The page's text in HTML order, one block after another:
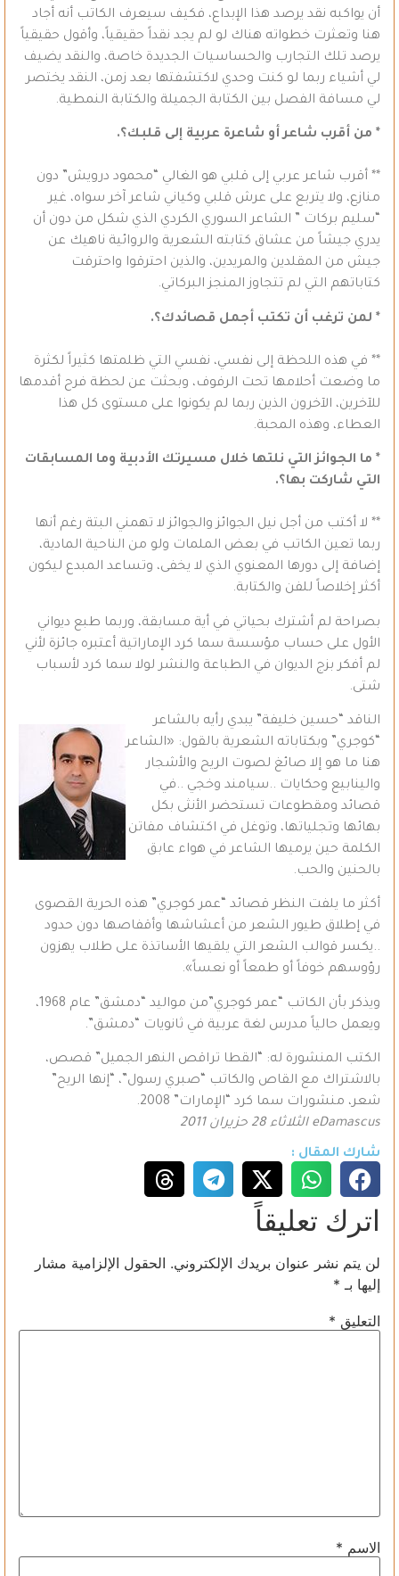
أن يواكبه نقد يرصد هذا الإبداع، فكيف سيعرف الكاتب أنه أجاد
هنا وتعثرت خطواته هناك لو لم يجد نقداً حقيقياً، وأقول حقيقياً
يرصد تلك التجارب والحساسيات الجديدة خاصة، والنقد يضيف
لي أشياء ربما لو كنت وحدي لاكتشفتها بعد زمن، النقد يختصر
لي مسافة الفصل بين الكتابة الجميلة والكتابة النمطية.
* من أقرب شاعر أو شاعرة عربية إلى قلبك؟.
** أقرب شاعر عربي إلى قلبي هو الغالي “محمود درويش” دون
منازع، ولا يتربع على عرش قلبي وكياني شاعر آخر سواه، غير
“سليم بركات ” الشاعر السوري الكردي الذي شكل من دون أن
يدري جيشاً من عشاق كتابته الشعرية والروائية ناهيك عن
جيش من المقلدين والمريدين، والذين احترقوا واحترقت
كتاباتهم التي لم تتجاوز المنجز البركاتي.
* لمن ترغب أن تكتب أجمل قصائدك؟.
** في هذه اللحظة إلى نفسي، نفسي التي ظلمتها كثيراً لكثرة
ما وضعت أحلامها تحت الرفوف، وبحثت عن لحظة فرح أقدمها
للآخرين، الآخرون الذين ربما لم يكونوا على مستوى كل هذا
العطاء، وهذه المحبة.
* ما الجوائز التي نلتها خلال مسيرتك الأدبية وما المسابقات
التي شاركت بها؟.
** لا أكتب من أجل نيل الجوائز والجوائز لا تهمني البتة رغم أنها
ربما تعين الكاتب في بعض الملمات ولو من الناحية المادية،
إضافة إلى دورها المعنوي الذي لا يخفى، وتساعد المبدع ليكون
أكثر إخلاصاً للفن والكتابة.
بصراحة لم أشترك بحياتي في أية مسابقة، وربما طبع ديواني
الأول على حساب مؤسسة سما كرد الإماراتية أعتبره جائزة لأني
لم أفكر بزج الديوان في الطباعة والنشر لولا سما كرد لأسباب
شتى.
الناقد “حسين خليفة” يبدي رأيه بالشاعر
“كوجري” وبكتاباته الشعرية بالقول: «الشاعر
هنا ما هو إلا صائغ لصوت الريح والأشجار
والينابيع وحكايات ..سيامند وخجي ..في
قصائد ومقطوعات تستحضر الأنثى بكل
بهائها وتجلياتها، وتوغل في اكتشاف مفاتن
الكلمة حين يرميها الشاعر في هواء عابق
بالحنين والحب.
أكثر ما يلفت النظر قصائد “عمر كوجري” هذه الحرية القصوى
في إطلاق طيور الشعر من أعشاشها وأقفاصها دون حدود
..يكسر قوالب الشعر التي يلقيها الأساتذة على طلاب يهزون
رؤوسهم خوفاً أو طمعاً أو نعساً».
ويذكر بأن الكاتب “عمر كوجري”من مواليد “دمشق” عام 1968،
ويعمل حالياً مدرس لغة عربية في ثانويات “دمشق”.
الكتب المنشورة له: “القطا تراقص النهر الجميل” قصص،
بالاشتراك مع القاص والكاتب “صبري رسول”، “إنها الريح”
شعر، منشورات سما كرد “الإمارات” 2008.
eDamascus الثلاثاء 28 حزيران 2011
شارك المقال :
اترك تعليقاً
لن يتم نشر عنوان بريدك الإلكتروني. الحقول الإلزامية مشار
إليها بـ *
التعليق *
الاسم *